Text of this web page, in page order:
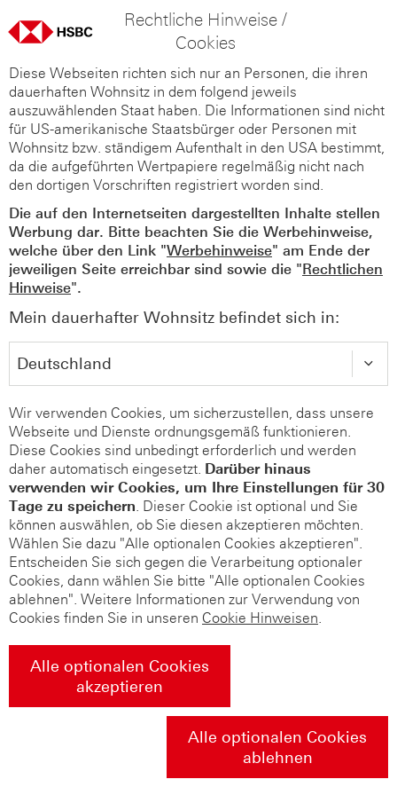
Rechtliche Hinweise /
Cookies
Diese Webseiten richten sich nur an Personen, die ihren
dauerhaften Wohnsitz in dem folgend jeweils
auszuwählenden Staat haben. Die Informationen sind nicht
für US-amerikanische Staatsbürger oder Personen mit
Wohnsitz bzw. ständigem Aufenthalt in den USA bestimmt,
da die aufgeführten Wertpapiere regelmäßig nicht nach
den dortigen Vorschriften registriert worden sind.
Die auf den Internetseiten dargestellten Inhalte stellen
Werbung dar. Bitte beachten Sie die Werbehinweise,
welche über den Link "Werbehinweise" am Ende der
jeweiligen Seite erreichbar sind sowie die "Rechtlichen
Hinweise".
Mein dauerhafter Wohnsitz befindet sich in:
Wir verwenden Cookies, um sicherzustellen, dass unsere
Webseite und Dienste ordnungsgemäß funktionieren.
Diese Cookies sind unbedingt erforderlich und werden
daher automatisch eingesetzt. Darüber hinaus
verwenden wir Cookies, um Ihre Einstellungen für 30
Tage zu speichern. Dieser Cookie ist optional und Sie
können auswählen, ob Sie diesen akzeptieren möchten.
Wählen Sie dazu "Alle optionalen Cookies akzeptieren".
Entscheiden Sie sich gegen die Verarbeitung optionaler
Cookies, dann wählen Sie bitte "Alle optionalen Cookies
ablehnen". Weitere Informationen zur Verwendung von
Cookies finden Sie in unseren Cookie Hinweisen.
Alle optionalen Cookies
akzeptieren
Alle optionalen Cookies
ablehnen